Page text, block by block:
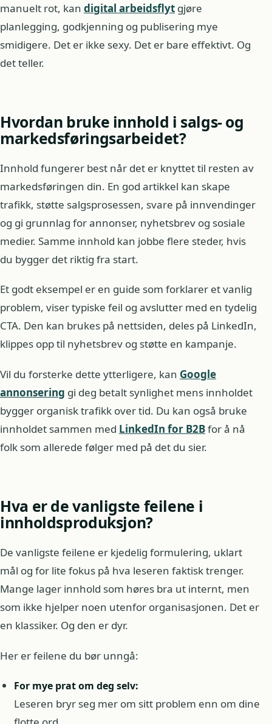
manuelt rot, kan digital arbeidsflyt gjøre
planlegging, godkjenning og publisering mye
smidigere. Det er ikke sexy. Det er bare effektivt. Og
det teller.
Hvordan bruke innhold i salgs- og
markedsføringsarbeidet?
Innhold fungerer best når det er knyttet til resten av
markedsføringen din. En god artikkel kan skape
trafikk, støtte salgsprosessen, svare på innvendinger
og gi grunnlag for annonser, nyhetsbrev og sosiale
medier. Samme innhold kan jobbe flere steder, hvis
du bygger det riktig fra start.
Et godt eksempel er en guide som forklarer et vanlig
problem, viser typiske feil og avslutter med en tydelig
CTA. Den kan brukes på nettsiden, deles på LinkedIn,
klippes opp til nyhetsbrev og støtte en kampanje.
Vil du forsterke dette ytterligere, kan Google
annonsering gi deg betalt synlighet mens innholdet
bygger organisk trafikk over tid. Du kan også bruke
innholdet sammen med LinkedIn for B2Bfor å nå
folk som allerede følger med på det du sier.
Hva er de vanligste feilene i
innholdsproduksjon?
De vanligste feilene er kjedelig formulering, uklart
mål og for lite fokus på hva leseren faktisk trenger.
Mange lager innhold som høres bra ut internt, men
som ikke hjelper noen utenfor organisasjonen. Det er
en klassiker. Og den er dyr.
Her er feilene du bør unngå:
For mye prat om deg selv:
Leseren bryr seg mer om sitt problem enn om dine